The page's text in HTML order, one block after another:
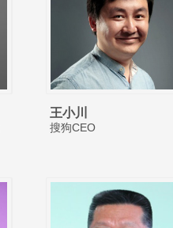
王小川
搜狗CEO